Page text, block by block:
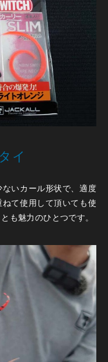
イ
ないカール形状で、適度
て使用して頂いても使
も魅力のひとつです。